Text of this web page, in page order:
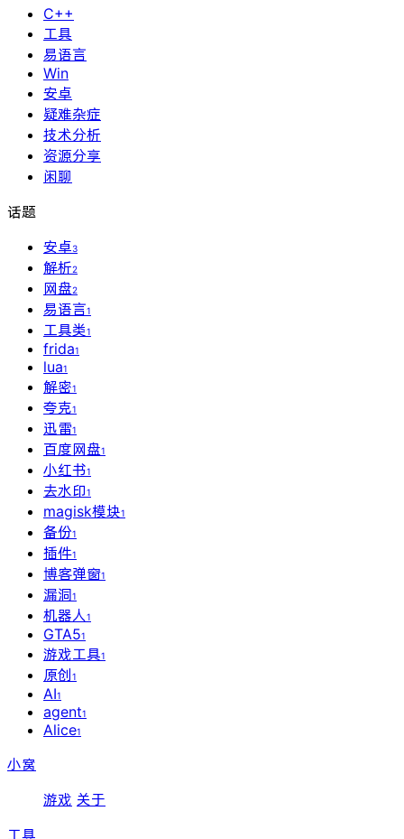
C++
工具
易语言
Win
安卓
疑难杂症
技术分析
资源分享
闲聊
话题
安卓3
解析2
网盘2
易语言1
工具类1
frida1
lua1
解密1
夸克1
迅雷1
百度网盘1
小红书1
去水印1
magisk模块1
备份1
插件1
博客弹窗1
漏洞1
机器人1
GTA51
游戏工具1
原创 1
AI1
agent1
Alice1
小窝
游戏 关于
工具